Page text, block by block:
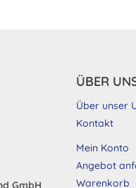
GmbH
ÜBER
Über unser
Kontakt
Mein Konto
Angebot
Warenkorb